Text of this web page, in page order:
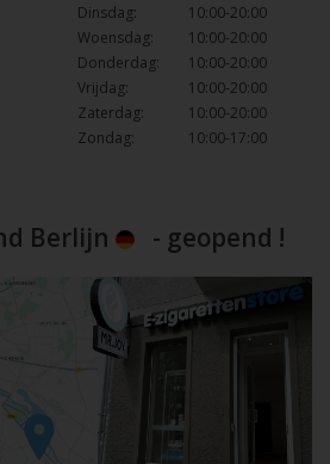
Dinsdag:
10:00-20:00
Woensdag:
10:00-20:00
Donderdag:
10:00-20:00
Vrijdag:
10:00-20:00
Zaterdag:
10:00-20:00
Zondag:
10:00-17:00
Berlijn - geopend !